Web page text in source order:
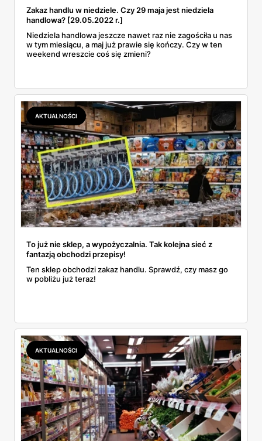
Zakaz handlu w niedziele. Czy 29 maja jest niedziela
handlowa? [29.05.2022 r.]
Niedziela handlowa jeszcze nawet raz nie zagościła u nas
w tym miesiącu, a maj już prawie się kończy. Czy w ten
weekend wreszcie coś się zmieni?
AKTUALNOŚCI
To już nie sklep, a wypożyczalnia. Tak kolejna sieć z
fantazją obchodzi przepisy!
Ten sklep obchodzi zakaz handlu. Sprawdź, czy masz go
w pobliżu już teraz!
AKTUALNOŚCI